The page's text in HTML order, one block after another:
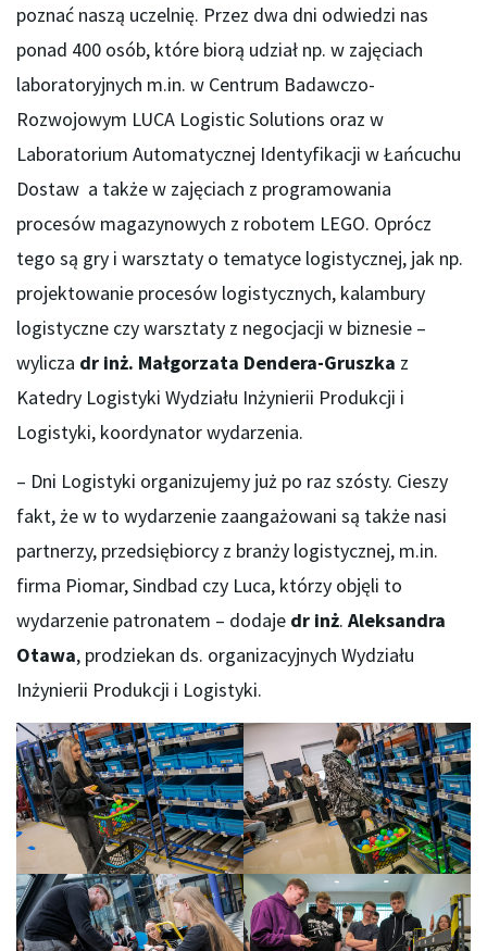
poznać naszą uczelnię. Przez dwa dni odwiedzi nas
ponad 400 osób, które biorą udział np. w zajęciach
laboratoryjnych m.in. w Centrum Badawczo-
Rozwojowym LUCA Logistic Solutions oraz w
Laboratorium Automatycznej Identyfikacji w Łańcuchu
Dostaw a także w zajęciach z programowania
procesów magazynowych z robotem LEGO. Oprócz
tego są gry i warsztaty o tematyce logistycznej, jak np.
projektowanie procesów logistycznych, kalambury
logistyczne czy warsztaty z negocjacji w biznesie –
wylicza dr inż. Małgorzata Dendera-Gruszka z
Katedry Logistyki Wydziału Inżynierii Produkcji i
Logistyki, koordynator wydarzenia.
– Dni Logistyki organizujemy już po raz szósty. Cieszy
fakt, że w to wydarzenie zaangażowani są także nasi
partnerzy, przedsiębiorcy z branży logistycznej, m.in.
firma Piomar, Sindbad czy Luca, którzy objęli to
wydarzenie patronatem – dodaje dr inż. Aleksandra
Otawa, prodziekan ds. organizacyjnych Wydziału
Inżynierii Produkcji i Logistyki.